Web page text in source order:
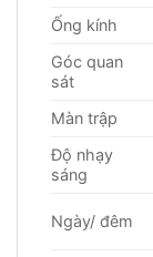
Ống kính
Góc quan
sát
Màn trập
Độ nhạy
sáng
Ngày/ đêm